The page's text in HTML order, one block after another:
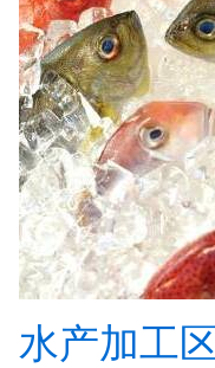
水产加工